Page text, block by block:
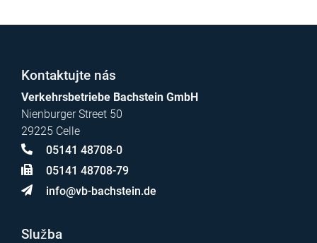
Kontaktujte nás
Verkehrsbetriebe Bachstein GmbH
Nienburger Street 50
29225 Celle
05141 48708-0
05141 48708-79
info@vb-bachstein.de
Služba